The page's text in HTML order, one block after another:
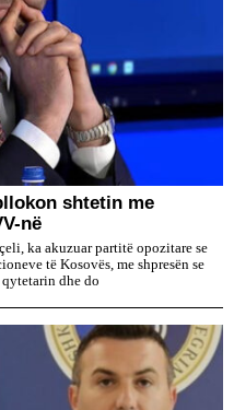
shtetin me
në
ka akuzuar partitë opozitare se
të Kosovës, me shpresën se
dhe do